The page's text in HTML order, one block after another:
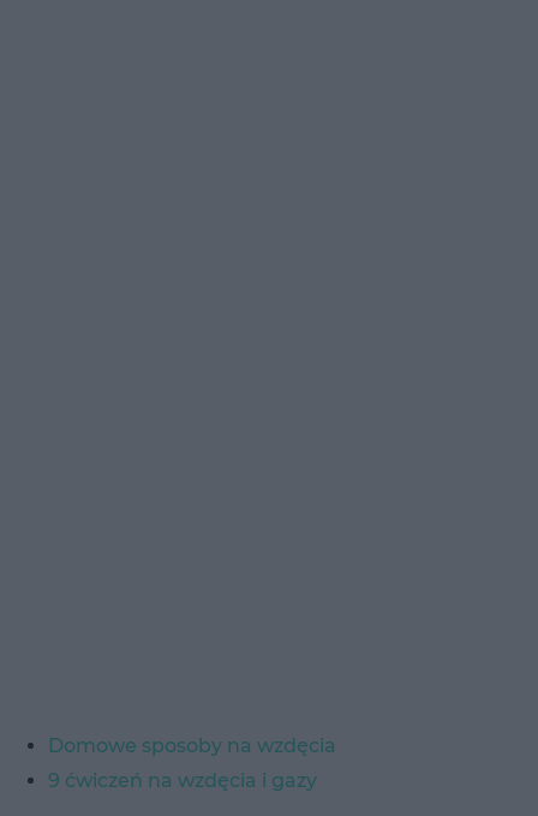
Domowe sposoby na wzdęcia
9 ćwiczeń na wzdęcia i gazy